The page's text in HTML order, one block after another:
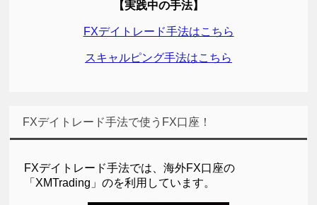
【実践中の手法】
FXデイトレード手法はこちら
スキャルピング手法はこちら
FXデイトレード手法で使うFX口座！
FXデイトレード手法では、海外FX口座の
「XMTrading」のを利用しています。